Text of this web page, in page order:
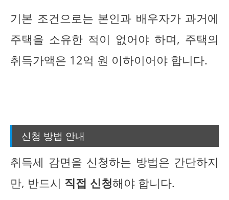
기본 조건으로는 본인과 배우자가 과거에
주택을 소유한 적이 없어야 하며, 주택의
취득가액은 12억 원 이하이어야 합니다.
신청 방법 안내
취득세 감면을 신청하는 방법은 간단하지
만, 반드시 직접 신청해야 합니다.